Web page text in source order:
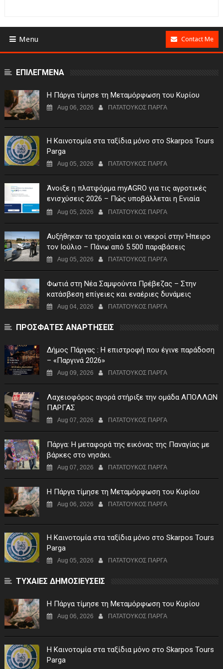
Menu Contact Me
ΕΠΙΛΕΓΜΕΝΑ
Η Πάργα τίμησε τη Μεταμόρφωση του Κυρίου
Aug 06, 2026 ΠΑΤΑΤΟΥΚΟΣ ΠΑΡΓΑ
Η Καινοτομία στα ταξίδια μόνο στο Skarpos Tours
Parga
Aug 05, 2026 ΠΑΤΑΤΟΥΚΟΣ ΠΑΡΓΑ
Άνοιξε η πλατφόρμα myAGRO για τις αγροτικές
ενισχύσεις 2026 – Πώς υποβάλλεται η Ενιαία
Αίτηση Ενίσχυσης
Aug 05, 2026 ΠΑΤΑΤΟΥΚΟΣ ΠΑΡΓΑ
Αυξήθηκαν τα τροχαία και οι νεκροί στην Ήπειρο
τον Ιούλιο – Πάνω από 5.500 παραβάσεις
Aug 05, 2026 ΠΑΤΑΤΟΥΚΟΣ ΠΑΡΓΑ
Φωτιά στη Νέα Σαμψούντα Πρέβεζας – Στην
κατάσβεση επίγειες και εναέριες δυνάμεις
Aug 04, 2026 ΠΑΤΑΤΟΥΚΟΣ ΠΑΡΓΑ
ΠΡΟΣΦΑΤΕΣ ΑΝΑΡΤΗΣΕΙΣ
Δήμος Πάργας : Η επιστροφή που έγινε παράδοση
– «Παργινά 2026»
Aug 09, 2026 ΠΑΤΑΤΟΥΚΟΣ ΠΑΡΓΑ
Λαχειοφόρος αγορά στήριξε την ομάδα ΑΠΟΛΛΩΝ
ΠΑΡΓΑΣ
Aug 07, 2026 ΠΑΤΑΤΟΥΚΟΣ ΠΑΡΓΑ
Πάργα: Η μεταφορά της εικόνας της Παναγίας με
βάρκες στο νησάκι.
Aug 07, 2026 ΠΑΤΑΤΟΥΚΟΣ ΠΑΡΓΑ
Η Πάργα τίμησε τη Μεταμόρφωση του Κυρίου
Aug 06, 2026 ΠΑΤΑΤΟΥΚΟΣ ΠΑΡΓΑ
Η Καινοτομία στα ταξίδια μόνο στο Skarpos Tours
Parga
Aug 05, 2026 ΠΑΤΑΤΟΥΚΟΣ ΠΑΡΓΑ
ΤΥΧΑΙΕΣ ΔΗΜΟΣΙΕΥΣΕΙΣ
Η Πάργα τίμησε τη Μεταμόρφωση του Κυρίου
Aug 06, 2026 ΠΑΤΑΤΟΥΚΟΣ ΠΑΡΓΑ
Η Καινοτομία στα ταξίδια μόνο στο Skarpos Tours
Parga